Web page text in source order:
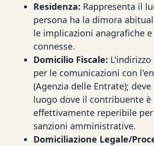
Residenza: Rappresenta il
persona ha la dimora
le implicazioni anagrafiche
connesse.
Domicilio Fiscale:
per le comunicazioni con
(Agenzia delle Entrate); deve
luogo dove il contribuente è
effettivamente reperibile
sanzioni amministrative.
Domiciliazione Legale/